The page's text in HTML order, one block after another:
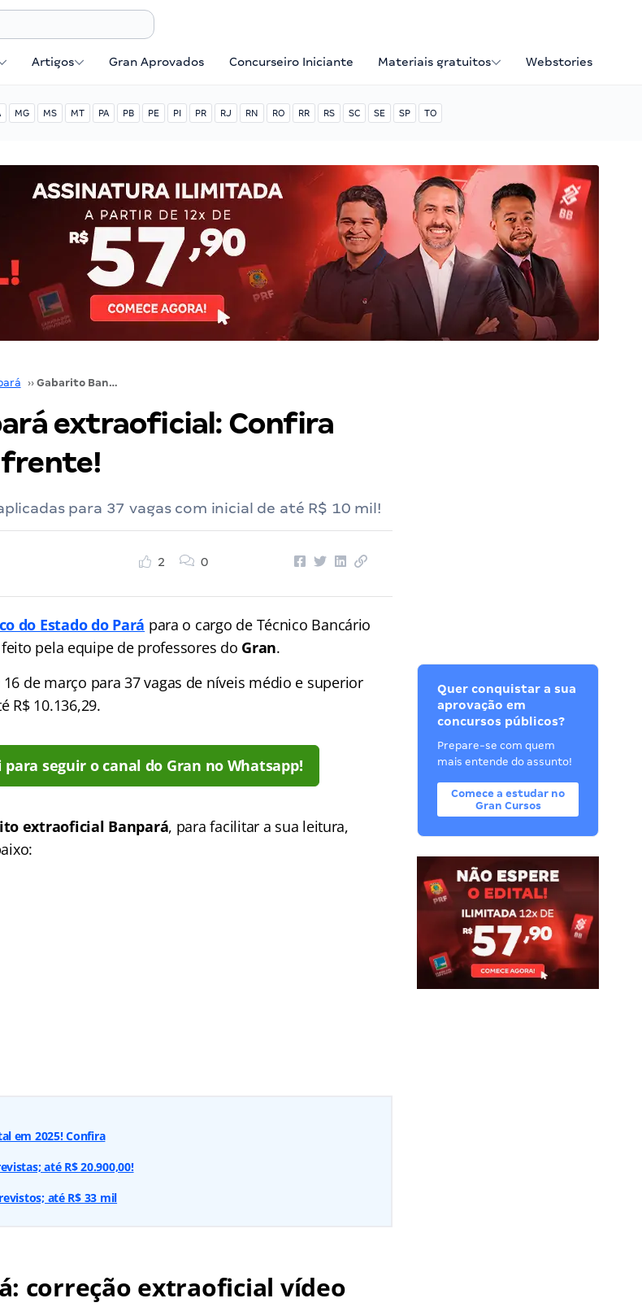
Artigos Gran Aprovados Concurseiro Iniciante Materiais gratuitos Webstories
MG MS MT PA PB PE PI PR RJ RN RO RR RS SC SE SP TO
›› Gabarito Banpará extraoficial: Confira AQUI e saia na frente!
extraoficial: Confira
frente!
para 37 vagas com inicial de até R$ 10 mil!
2 0
do Estado do Pará para o cargo de Técnico Bancário
pela equipe de professores do Gran.
de março para 37 vagas de níveis médio e superior
R$ 10.136,29.
para seguir o canal do Gran no Whatsapp!
extraoficial Banpará, para facilitar a sua leitura,
em 2025! Confira
até R$ 20.900,00!
até R$ 33 mil
correção extraoficial vídeo
Quer conquistar a sua
aprovação em
concursos públicos?
Prepare-se com quem
mais entende do assunto!
Comece a estudar no
Gran Cursos